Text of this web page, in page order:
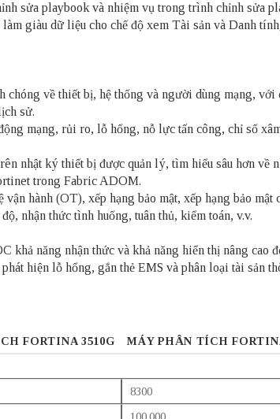
sửa playbook và nhiệm vụ trong trình chỉnh sửa
giàu dữ liệu cho chế độ xem Tài sản và Danh
chóng về thiết bị, hệ thống và người dùng mạng,
sử.
mạng, rủi ro, lỗ hổng, nỗ lực tấn công, chỉ số
nhật ký thiết bị được quản lý, tìm hiểu sâu hơn về
trong Fabric ADOM.
hành (OT), xếp hạng bảo mật, xếp hạng bảo
nhận thức tình huống, tuân thủ, kiểm toán, v.v.
năng nhận thức và khả năng hiển thị nâng cao
hiện lỗ hổng, gắn thẻ EMS và phân loại tài sản
FORTINA 3510G
MÁY PHÂN TÍCH
8300